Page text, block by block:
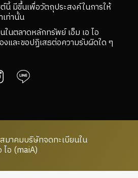
นี้ มีขึ้นเพื่อวัตถุประสงค์ในการให้
ท่านั้น
นตลาดหลักทรัพย์ เอ็ม เอ ไอ
งและขอปฏิเสธต่อความรับผิดใด ๆ
าคมบริษัทจดทะเบียนใน
อ (maiA)